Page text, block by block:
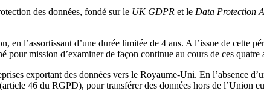
des données, fondé sur le UK GDPR et le Data Protection
en l’assortissant d’une durée limitée de 4 ans. A l’issue de
pour mission d’examiner de façon continue au cours de ces quatre
exportant des données vers le Royaume-Uni. En l’absence
46 du RGPD), pour transférer des données hors de l’Union